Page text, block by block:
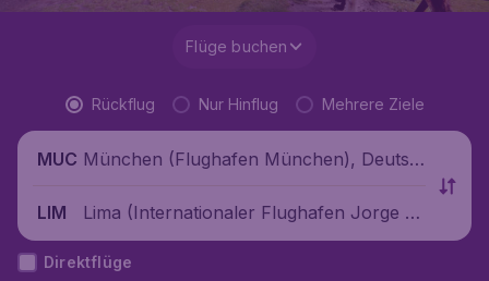
Flüge buchen
Rückflug Nur Hinflug Mehrere Ziele
MUC München (Flughafen München), Deutsc
LIM
Lima (Internationaler Flughafen Jorge C
hávez), Peru
Direktflüge